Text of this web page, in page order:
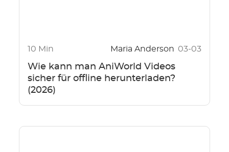
10 Min Maria Anderson 03-03
Wie kann man AniWorld Videos
sicher für offline herunterladen?
(2026)